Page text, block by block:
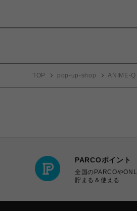
TOP pop-up-shop ANIME-Q
PARCOポイント
全国のPARCOや
貯まる＆使える